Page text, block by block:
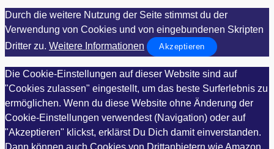
Durch die weitere Nutzung der Seite stimmst du der
Verwendung von Cookies und von eingebundenen Skripten
Dritter zu. Weitere Informationen Akzeptieren
Die Cookie-Einstellungen auf dieser Website sind auf
"Cookies zulassen" eingestellt, um das beste Surferlebnis zu
ermöglichen. Wenn du diese Website ohne Änderung der
Cookie-Einstellungen verwendest (Navigation) oder auf
"Akzeptieren" klickst, erklärst Du Dich damit einverstanden.